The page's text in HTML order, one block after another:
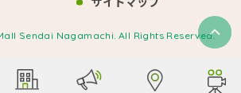
Sendai Nagamachi. All Rights Reserved.